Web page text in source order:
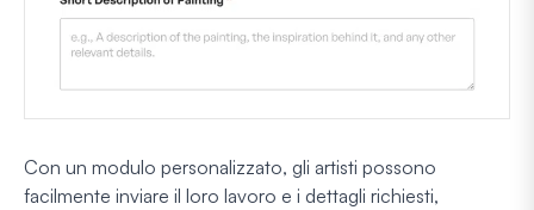
Con un modulo personalizzato, gli artisti possono
facilmente inviare il loro lavoro e i dettagli richiesti,